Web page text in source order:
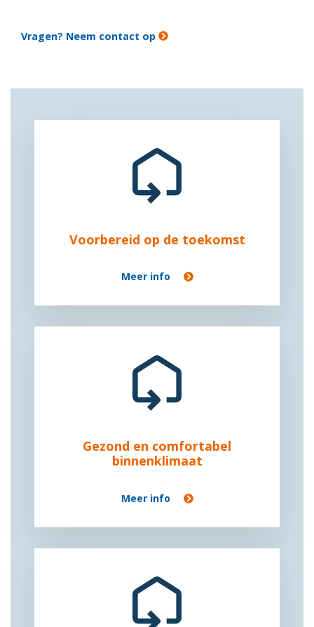
Vragen? Neem contact op
Voorbereid op de toekomst
Meer info
Gezond en comfortabel
binnenklimaat
Meer info